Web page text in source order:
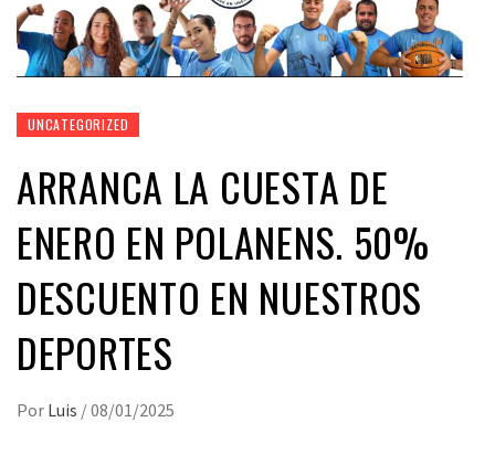
UNCATEGORIZED
ARRANCA LA CUESTA DE
ENERO EN POLANENS. 50%
DESCUENTO EN NUESTROS
DEPORTES
Por Luis /08/01/2025